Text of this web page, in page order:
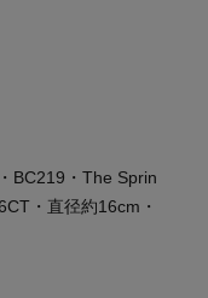
BC219・The Sprin
・直径約16cm・